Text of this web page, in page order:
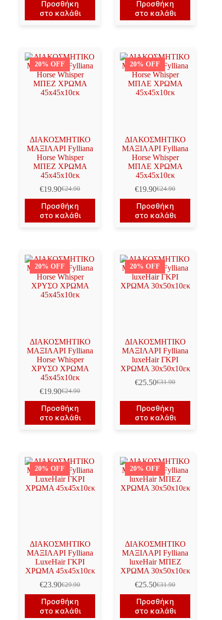
was:
€7.70.
τιμή
είναι:
Προσθήκη
στο καλάθι
was:
€7.70.
τιμή
είναι:
Προσθήκη
στο καλάθι
20% OFF
ΔΙΑΚΟΣΜΗΤΙΚΟ
ΜΑΞΙΛΑΡΙ Fylliana
Horse Whisper
ΜΠΕΖ ΧΡΩΜΑ
45x45x10εκ
€24.90
Original
price
was:
€24.90.
€19.90Η
τρέχουσα
τιμή
είναι:
Προσθήκη
στο καλάθι
20% OFF
ΔΙΑΚΟΣΜΗΤΙΚΟ
ΜΑΞΙΛΑΡΙ Fylliana
Horse Whisper
ΜΠΛΕ ΧΡΩΜΑ
45x45x10εκ
€24.90
Original
price
was:
€24.90.
€19.90Η
τρέχουσα
τιμή
είναι:
Προσθήκη
στο καλάθι
20% OFF
ΔΙΑΚΟΣΜΗΤΙΚΟ
ΜΑΞΙΛΑΡΙ Fylliana
Horse Whisper
ΧΡΥΣΟ ΧΡΩΜΑ
45x45x10εκ
€24.90
Original
price
was:
€24.90.
€19.90Η
τρέχουσα
τιμή
είναι:
Προσθήκη
στο καλάθι
20% OFF
ΔΙΑΚΟΣΜΗΤΙΚΟ
ΜΑΞΙΛΑΡΙ Fylliana
luxeHair ΓΚΡΙ
ΧΡΩΜΑ 30x50x10εκ
€31.90
Original
was:
€31.90.
€25.50Η
τιμή
είναι:
€25.50.
Προσθήκη
στο καλάθι
20% OFF
ΔΙΑΚΟΣΜΗΤΙΚΟ
ΜΑΞΙΛΑΡΙ Fylliana
LuxeHair ΓΚΡΙ
ΧΡΩΜΑ 45x45x10εκ
€29.90
Original
price
was:
€29.90.
€23.90Η
τρέχουσα
τιμή
είναι:
Προσθήκη
στο καλάθι
20% OFF
ΔΙΑΚΟΣΜΗΤΙΚΟ
ΜΑΞΙΛΑΡΙ Fylliana
luxeHair ΜΠΕΖ
ΧΡΩΜΑ 30x50x10εκ
€31.90
Original
price
was:
€31.90.
€25.50Η
τρέχουσα
τιμή
είναι:
Προσθήκη
στο καλάθι